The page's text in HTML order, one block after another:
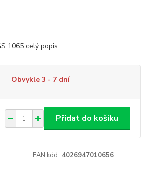
1065 celý popis
Obvykle 3 - 7 dní
Přidat do košíku
EAN kód: 4026947010656